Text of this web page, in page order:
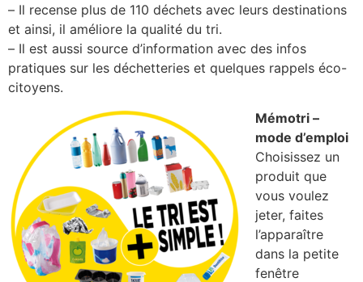
– Il recense plus de 110 déchets avec leurs destinations
et ainsi, il améliore la qualité du tri.
– Il est aussi source d’information avec des infos
pratiques sur les déchetteries et quelques rappels éco-
citoyens.
Mémotri –
mode d’emploi
Choisissez un
produit que
vous voulez
jeter, faites
l’apparaître
dans la petite
fenêtre